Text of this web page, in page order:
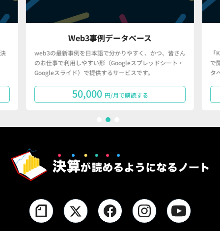
Web3事例データベース
web3の最新事例を日本語で分かりやすく、かつ、皆さん
のお仕事で利用しやすい形（Googleスプレッドシート・
Googleスライド）で提供するサービスです。
50,000 円/月で購読する
で
タ